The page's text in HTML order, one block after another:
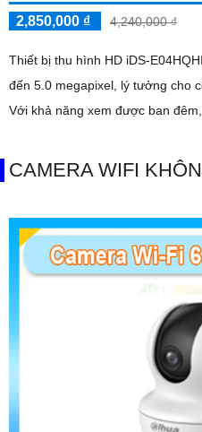
2,850,000 ₫ 4,240,000 ₫
Thiết bị thu hình HD iDS-
đến 5.0 megapixel, lý tưởng cho
Với khả năng xem được ban
CAMERA WIFI